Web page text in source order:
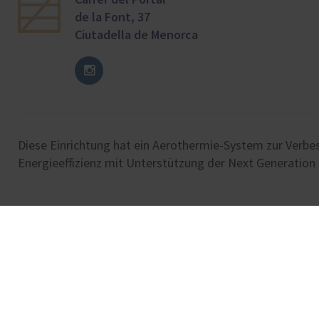
de la Font, 37
Ciutadella de Menorca
Diese Einrichtung hat ein Aerothermie-System zur
Energieeffizienz mit Unterstützung der Next Generation